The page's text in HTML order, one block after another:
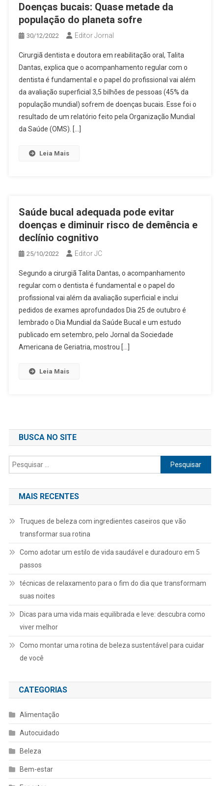
Doenças bucais: Quase metade da
população do planeta sofre
30/12/2022 Editor Jornal
Cirurgiã dentista e doutora em reabilitação oral, Talita
Dantas, explica que o acompanhamento regular com o
dentista é fundamental e o papel do profissional vai além
da avaliação superficial 3,5 bilhões de pessoas (45% da
população mundial) sofrem de doenças bucais. Esse foi o
resultado de um relatório feito pela Organização Mundial
da Saúde (OMS). […]
Leia Mais
Saúde bucal adequada pode evitar
doenças e diminuir risco de demência e
declínio cognitivo
25/10/2022 Editor JC
Segundo a cirurgiã Talita Dantas, o acompanhamento
regular com o dentista é fundamental e o papel do
profissional vai além da avaliação superficial e inclui
pedidos de exames aprofundados Dia 25 de outubro é
lembrado o Dia Mundial da Saúde Bucal e um estudo
publicado em setembro, pelo Jornal da Sociedade
Americana de Geriatria, mostrou […]
Leia Mais
BUSCA NO SITE
Pesquisar
por:
MAIS RECENTES
Truques de beleza com ingredientes caseiros que vão
transformar sua rotina
Como adotar um estilo de vida saudável e duradouro em 5
passos
técnicas de relaxamento para o fim do dia que transformam
suas noites
Dicas para uma vida mais equilibrada e leve: descubra como
viver melhor
Como montar uma rotina de beleza sustentável para cuidar
de você
CATEGORIAS
Alimentação
Autocuidado
Beleza
Bem-estar